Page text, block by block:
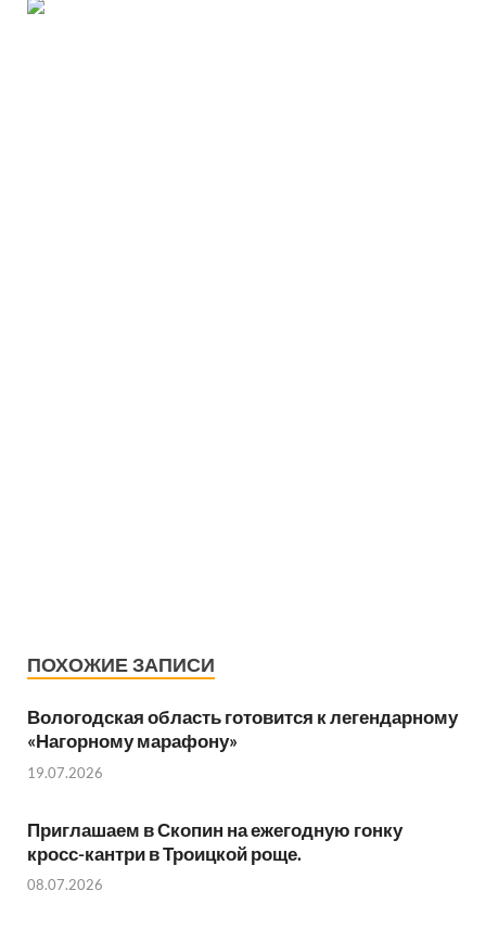
ПОХОЖИЕ ЗАПИСИ
Вологодская область готовится к легендарному
«Нагорному марафону»
19.07.2026
Приглашаем в Скопин на ежегодную гонку
кросс-кантри в Троицкой роще.
08.07.2026